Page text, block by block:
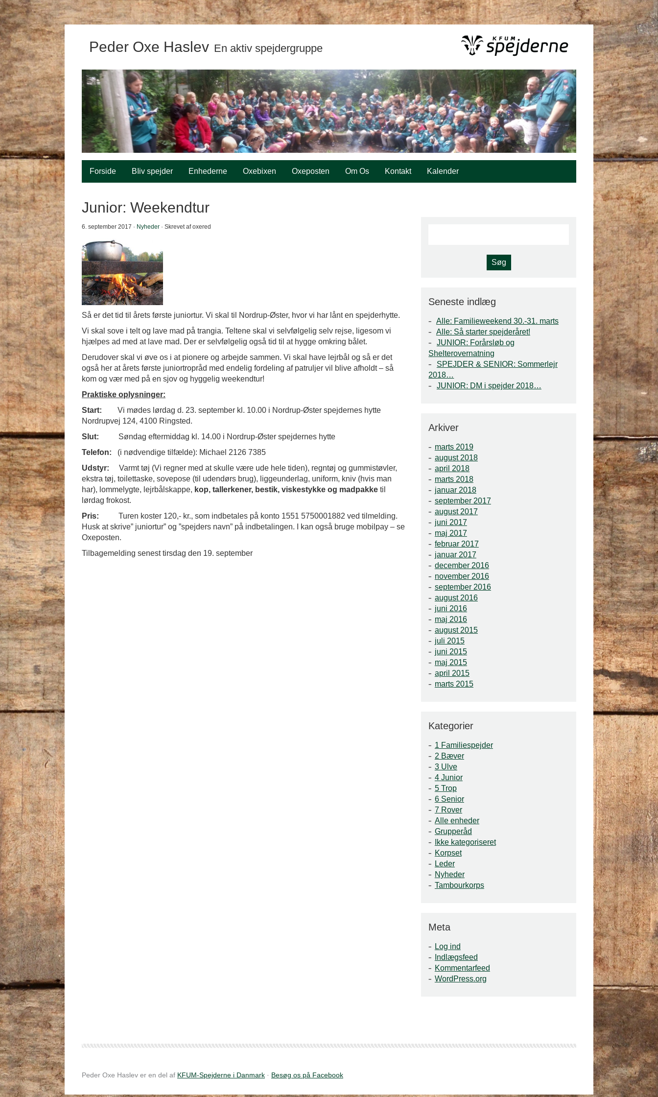
Peder Oxe Haslev En aktiv spejdergruppe
Forside BIiv spejder Enhederne Oxebixen Oxeposten Om Os Kontakt Kalender
Junior: Weekendtur
6. september 2017 · Nyheder · Skrevet af oxered
Så er det tid til årets første juniortur. Vi skal til Nordrup-Øster, hvor vi har lånt en spejderhytte.
Vi skal sove i telt og lave mad på trangia. Teltene skal vi selvfølgelig selv rejse, ligesom vi
hjælpes ad med at lave mad. Der er selvfølgelig også tid til at hygge omkring bålet.
Derudover skal vi øve os i at pionere og arbejde sammen. Vi skal have lejrbål og så er det
også her at årets første juniortropråd med endelig fordeling af patruljer vil blive afholdt – så
kom og vær med på en sjov og hyggelig weekendtur!
Praktiske oplysninger:
Start: Vi mødes lørdag d. 23. september kl. 10.00 i Nordrup-Øster spejdernes hytte
Nordrupvej 124, 4100 Ringsted.
Slut: Søndag eftermiddag kl. 14.00 i Nordrup-Øster spejdernes hytte
Telefon: (i nødvendige tilfælde): Michael 2126 7385
Udstyr: Varmt tøj (Vi regner med at skulle være ude hele tiden), regntøj og gummistøvler,
ekstra tøj, toilettaske, sovepose (til udendørs brug), liggeunderlag, uniform, kniv (hvis man
har), lommelygte, lejrbålskappe, kop, tallerkener, bestik, viskestykke og madpakke til
lørdag frokost.
Pris: Turen koster 120,- kr., som indbetales på konto 1551 5750001882 ved tilmelding.
Husk at skrive” juniortur” og ”spejders navn” på indbetalingen. I kan også bruge mobilpay – se
Oxeposten.
Tilbagemelding senest tirsdag den 19. september
Seneste indlæg
Alle: Familieweekend 30.-31. marts
Alle: Så starter spejderåret!
JUNIOR: Forårsløb og
Shelterovernatning
SPEJDER & SENIOR: Sommerlejr
2018…
JUNIOR: DM i spejder 2018…
Arkiver
marts 2019
august 2018
april 2018
marts 2018
januar 2018
september 2017
august 2017
juni 2017
maj 2017
februar 2017
januar 2017
december 2016
november 2016
september 2016
august 2016
juni 2016
maj 2016
august 2015
juli 2015
juni 2015
maj 2015
april 2015
marts 2015
Kategorier
1 Familiespejder
2 Bæver
3 Ulve
4 Junior
5 Trop
6 Senior
7 Rover
Alle enheder
Grupperåd
Ikke kategoriseret
Korpset
Leder
Nyheder
Tambourkorps
Meta
Log ind
Indlægsfeed
Kommentarfeed
WordPress.org
Peder Oxe Haslev er en del af KFUM-Spejderne i Danmark · Besøg os på Facebook